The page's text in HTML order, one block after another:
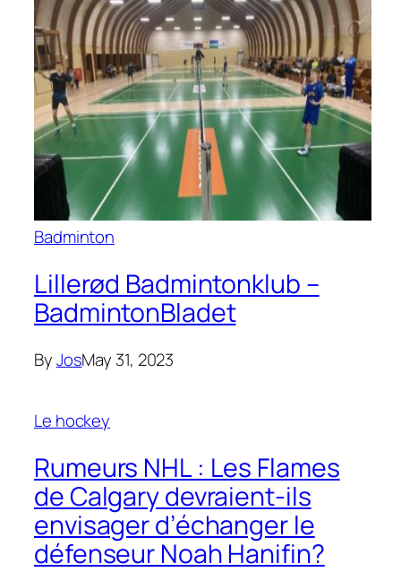
Badminton
Lillerød Badmintonklub –
BadmintonBladet
ByJosMay 31, 2023
Le hockey
Rumeurs NHL : Les Flames
de Calgary devraient-ils
envisager d’échanger le
défenseur Noah Hanifin?